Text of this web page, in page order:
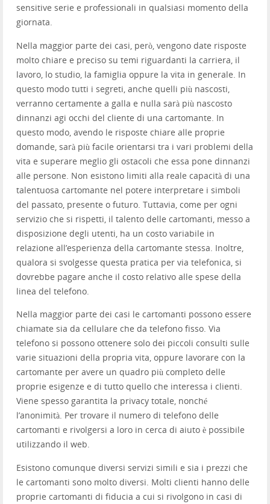
sensitive serie e professionali in qualsiasi momento della
giornata.
Nella maggior parte dei casi, però, vengono date risposte
molto chiare e preciso su temi riguardanti la carriera, il
lavoro, lo studio, la famiglia oppure la vita in generale. In
questo modo tutti i segreti, anche quelli più nascosti,
verranno certamente a galla e nulla sarà più nascosto
dinnanzi agi occhi del cliente di una cartomante. In
questo modo, avendo le risposte chiare alle proprie
domande, sarà più facile orientarsi tra i vari problemi della
vita e superare meglio gli ostacoli che essa pone dinnanzi
alle persone. Non esistono limiti alla reale capacità di una
talentuosa cartomante nel potere interpretare i simboli
del passato, presente o futuro. Tuttavia, come per ogni
servizio che si rispetti, il talento delle cartomanti, messo a
disposizione degli utenti, ha un costo variabile in
relazione all’esperienza della cartomante stessa. Inoltre,
qualora si svolgesse questa pratica per via telefonica, si
dovrebbe pagare anche il costo relativo alle spese della
linea del telefono.
Nella maggior parte dei casi le cartomanti possono essere
chiamate sia da cellulare che da telefono fisso. Via
telefono si possono ottenere solo dei piccoli consulti sulle
varie situazioni della propria vita, oppure lavorare con la
cartomante per avere un quadro più completo delle
proprie esigenze e di tutto quello che interessa i clienti.
Viene spesso garantita la privacy totale, nonché
l’anonimità. Per trovare il numero di telefono delle
cartomanti e rivolgersi a loro in cerca di aiuto è possibile
utilizzando il web.
Esistono comunque diversi servizi simili e sia i prezzi che
le cartomanti sono molto diversi. Molti clienti hanno delle
proprie cartomanti di fiducia a cui si rivolgono in casi di